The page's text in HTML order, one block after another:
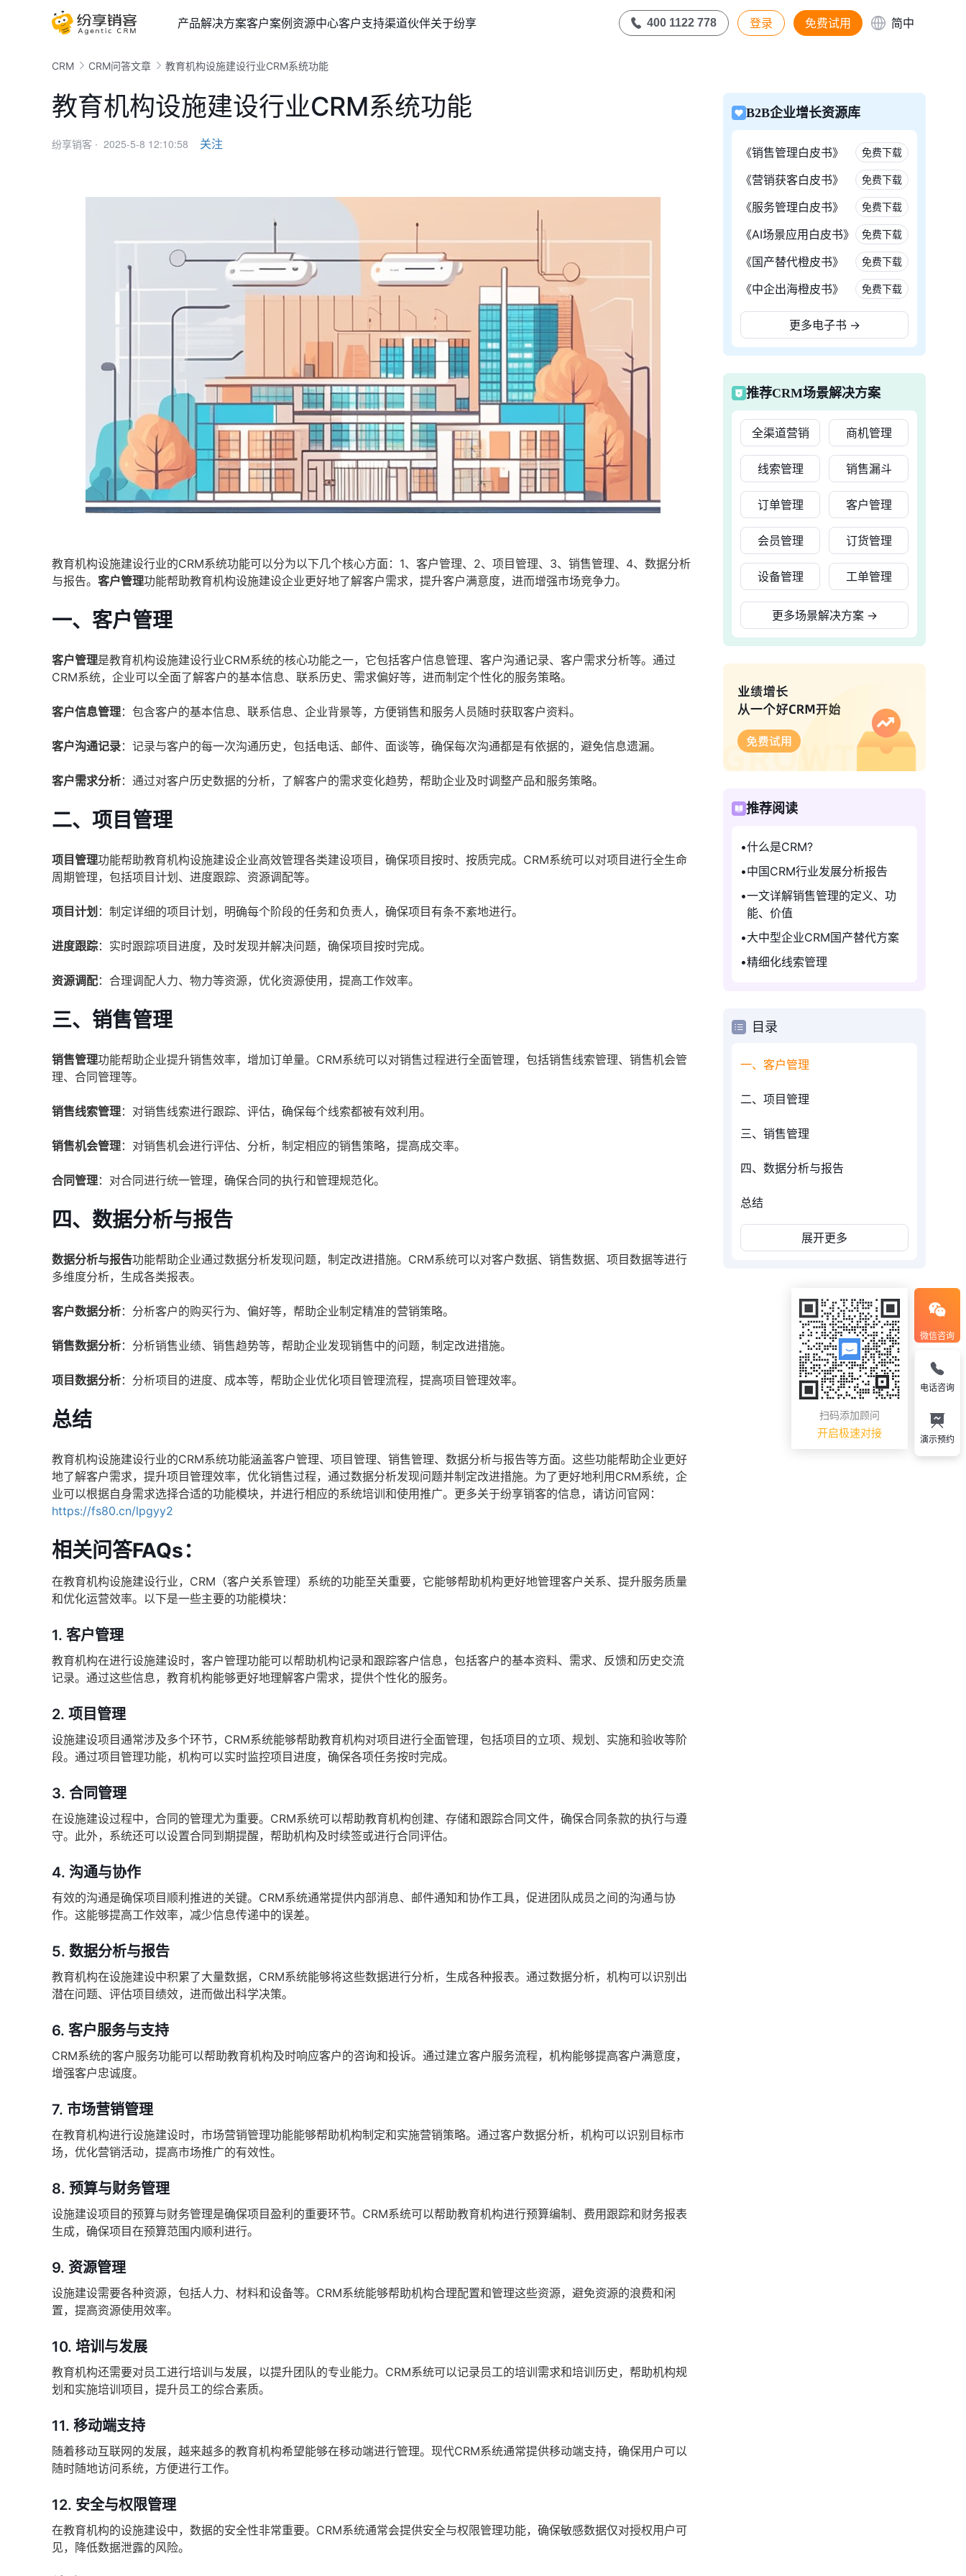
产品解决方案客户案例资源中心客户支持渠道伙伴关于纷享 400 1122 778 登录 免费试用 简中
CRM CRM问答文章 教育机构设施建设行业CRM系统功能
教育机构设施建设行业CRM系统功能
纷享销客 · 2025-5-8 12:10:58 关注
教育机构设施建设行业的CRM系统功能可以分为以下几个核心方面：1、客户管理、2、项目管理、3、销售管理、4、数据分析
与报告。 客户管理功能帮助教育机构设施建设企业更好地了解客户需求，提升客户满意度，进而增强市场竞争力。
一、客户管理
客户管理是教育机构设施建设行业CRM系统的核心功能之一，它包括客户信息管理、客户沟通记录、客户需求分析等。通过
CRM系统，企业可以全面了解客户的基本信息、联系历史、需求偏好等，进而制定个性化的服务策略。
客户信息管理：包含客户的基本信息、联系信息、企业背景等，方便销售和服务人员随时获取客户资料。
客户沟通记录：记录与客户的每一次沟通历史，包括电话、邮件、面谈等，确保每次沟通都是有依据的，避免信息遗漏。
客户需求分析：通过对客户历史数据的分析，了解客户的需求变化趋势，帮助企业及时调整产品和服务策略。
二、项目管理
项目管理功能帮助教育机构设施建设企业高效管理各类建设项目，确保项目按时、按质完成。CRM系统可以对项目进行全生命
周期管理，包括项目计划、进度跟踪、资源调配等。
项目计划 ：制定详细的项目计划，明确每个阶段的任务和负责人，确保项目有条不紊地进行。
进度跟踪：实时跟踪项目进度，及时发现并解决问题，确保项目按时完成。
资源调配：合理调配人力、物力等资源，优化资源使用，提高工作效率。
三、销售管理
销售管理功能帮助企业提升销售效率，增加订单量。CRM系统可以对销售过程进行全面管理，包括销售线索管理、销售机会管
理、合同管理等。
销售线索管理：对销售线索进行跟踪、评估，确保每个线索都被有效利用。
销售机会管理：对销售机会进行评估、分析，制定相应的销售策略，提高成交率。
合同管理：对合同进行统一管理，确保合同的执行和管理规范化。
四、数据分析与报告
数据分析与报告功能帮助企业通过数据分析发现问题，制定改进措施。CRM系统可以对客户数据、销售数据、项目数据等进行
多维度分析，生成各类报表。
客户数据分析：分析客户的购买行为、偏好等，帮助企业制定精准的营销策略。
销售数据分析：分析销售业绩、销售趋势等，帮助企业发现销售中的问题，制定改进措施。
项目数据分析：分析项目的进度、成本等，帮助企业优化项目管理流程，提高项目管理效率。
总结
教育机构设施建设行业的CRM系统功能涵盖客户管理、项目管理、销售管理、数据分析与报告等方面。这些功能帮助企业更好
地了解客户需求，提升项目管理效率，优化销售过程，通过数据分析发现问题并制定改进措施。为了更好地利用CRM系统，企
业可以根据自身需求选择合适的功能模块，并进行相应的系统培训和使用推广。更多关于纷享销客的信息，请访问官网：
https://fs80.cn/lpgyy2
相关问答FAQs：
在教育机构设施建设行业，CRM（客户关系管理）系统的功能至关重要，它能够帮助机构更好地管理客户关系、提升服务质量
和优化运营效率。以下是一些主要的功能模块：
1. 客户管理
教育机构在进行设施建设时，客户管理功能可以帮助机构记录和跟踪客户信息，包括客户的基本资料、需求、反馈和历史交流
记录。通过这些信息，教育机构能够更好地理解客户需求，提供个性化的服务。
2. 项目管理
设施建设项目通常涉及多个环节，CRM系统能够帮助教育机构对项目进行全面管理，包括项目的立项、规划、实施和验收等阶
段。通过项目管理功能，机构可以实时监控项目进度，确保各项任务按时完成。
3. 合同管理
在设施建设过程中，合同的管理尤为重要。CRM系统可以帮助教育机构创建、存储和跟踪合同文件，确保合同条款的执行与遵
守。此外，系统还可以设置合同到期提醒，帮助机构及时续签或进行合同评估。
4. 沟通与协作
有效的沟通是确保项目顺利推进的关键。CRM系统通常提供内部消息、邮件通知和协作工具，促进团队成员之间的沟通与协
作。这能够提高工作效率，减少信息传递中的误差。
5. 数据分析与报告
教育机构在设施建设中积累了大量数据，CRM系统能够将这些数据进行分析，生成各种报表。通过数据分析，机构可以识别出
潜在问题、评估项目绩效，进而做出科学决策。
6. 客户服务与支持
CRM系统的客户服务功能可以帮助教育机构及时响应客户的咨询和投诉。通过建立客户服务流程，机构能够提高客户满意度，
增强客户忠诚度。
7. 市场营销管理
在教育机构进行设施建设时，市场营销管理功能能够帮助机构制定和实施营销策略。通过客户数据分析，机构可以识别目标市
场，优化营销活动，提高市场推广的有效性。
8. 预算与财务管理
设施建设项目的预算与财务管理是确保项目盈利的重要环节。CRM系统可以帮助教育机构进行预算编制、费用跟踪和财务报表
生成，确保项目在预算范围内顺利进行。
9. 资源管理
设施建设需要各种资源，包括人力、材料和设备等。CRM系统能够帮助机构合理配置和管理这些资源，避免资源的浪费和闲
置，提高资源使用效率。
10. 培训与发展
教育机构还需要对员工进行培训与发展，以提升团队的专业能力。CRM系统可以记录员工的培训需求和培训历史，帮助机构规
划和实施培训项目，提升员工的综合素质。
11. 移动端支持
随着移动互联网的发展，越来越多的教育机构希望能够在移动端进行管理。现代CRM系统通常提供移动端支持，确保用户可以
随时随地访问系统，方便进行工作。
12. 安全与权限管理
在教育机构的设施建设中，数据的安全性非常重要。CRM系统通常会提供安全与权限管理功能，确保敏感数据仅对授权用户可
见，降低数据泄露的风险。
B2B企业增长资源库
《销售管理白皮书》 免费下载
《营销获客白皮书》 免费下载
《服务管理白皮书》 免费下载
《AI场景应用白皮书》 免费下载
《国产替代橙皮书》 免费下载
《中企出海橙皮书》 免费下载
更多电子书 →
推荐CRM场景解决方案
全渠道营销 商机管理
线索管理 销售漏斗
订单管理 客户管理
会员管理 订货管理
设备管理 工单管理
更多场景解决方案 →
推荐阅读
什么是CRM?
中国CRM行业发展分析报告
一文详解销售管理的定义、功
能、价值
大中型企业CRM国产替代方案
精细化线索管理
目录
一、客户管理
二、项目管理
三、销售管理
四、数据分析与报告
总结
展开更多
微信咨询
扫码添加顾问
开启极速对接
电话咨询
演示预约